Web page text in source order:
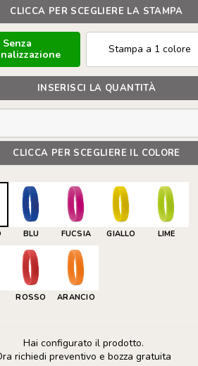
CLICCA PER SCEGLIERE LA STAMPA
Senza
Stampa a 1 colore
INSERISCI LA QUANTITÀ
CLICCA PER SCEGLIERE IL COLORE
BLU FUCSIA GIALLO LIME
ROSSO ARANCIO
Hai configurato il prodotto.
richiedi preventivo e bozza gratuita